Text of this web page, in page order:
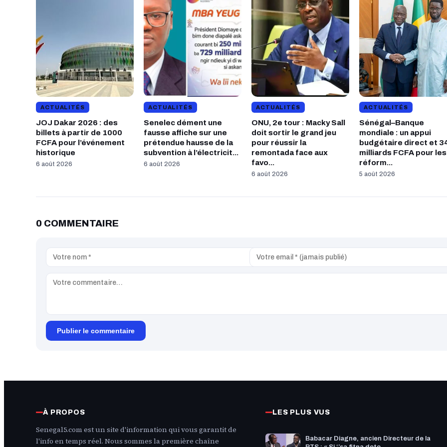
ACTUALITÉS
JOJ Dakar 2026 : des
billets à partir de 1000
FCFA pour l’événement
historique
6 août 2026
ACTUALITÉS
Senelec dément une
fausse affiche sur une
prétendue hausse de la
subvention à l’électricit...
6 août 2026
ACTUALITÉS
ONU, 2e tour : Macky Sall
doit sortir le grand jeu
pour réussir la
remontada face aux
favo...
6 août 2026
ACTUALITÉS
Sénégal–Banque
mondiale : un appui
budgétaire direct et
milliards FCFA pour les
réform...
5 août 2026
0 COMMENTAIRE
Publier le commentaire
À PROPOS
Senegal5.com est un site d'information qui vous garantit de
l'info en temps réel. Nous sommes la première chaîne
LES PLUS VUS
Babacar Diagne, ancien Directeur de la